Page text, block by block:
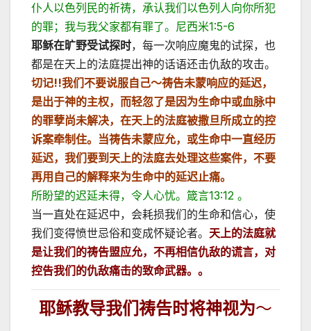
仆人以色列民的祈祷，承认我们以色列人向你所犯
的罪；我与我父家都有罪了。尼西米1:5-6
耶稣在旷野受试探时，每一次响应魔鬼的试探，也
都是在天上的法庭提出神的话语还击仇敌的攻击。
切记!!我们不要说服自己～祷告未蒙响应的延迟，
是出于神的主权，而轻忽了是因为生命中或血脉中
的罪孽尚未解决，在天上的法庭被撒旦所成立的控
诉案牵制住。当祷告未蒙应允，或生命中一直经历
延迟，我们要到天上的法庭去处理这些案件，不要
再用自己的解释来为生命中的延迟止痛。
所盼望的迟延未得，令人心忧。箴言13:12 。
当一直处在延迟中，会耗损我们的生命和信心，使
我们变得愤世忌俗和变成怀疑论者。 天上的法庭就
是让我们的祷告盟应允，不再相信仇敌的谎言，对
控告我们的仇敌痛击的致命武器。。
耶稣教导我们祷告时将神视为～